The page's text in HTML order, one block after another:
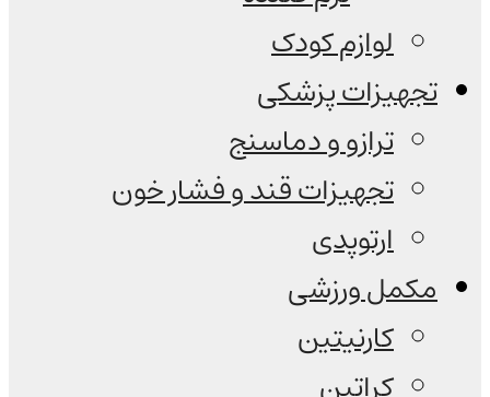
لوازم کودک
تجهیزات پزشکی
ترازو و دماسنج
تجهیزات قند و فشار خون
ارتوپدی
مکمل ورزشی
کارنیتین